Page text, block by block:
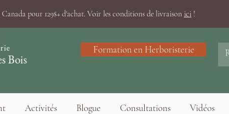
pour 129$+ d'achat. Voir les conditions de livraison ici !
Bois
Formation en Herboristerie
Activités Blogue Consultations Vidéos